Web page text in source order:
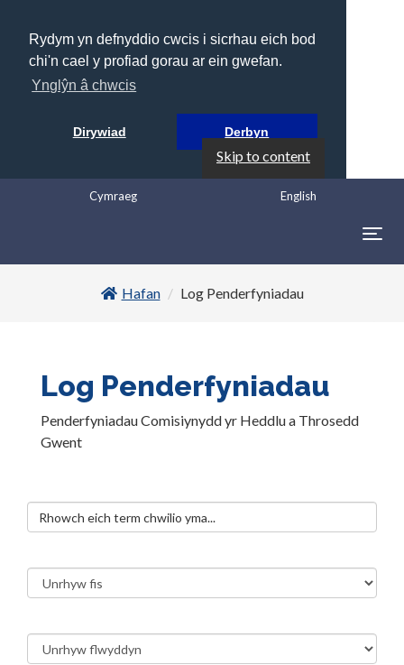
Rydym yn defnyddio cwcis i sicrhau eich bod
chi'n cael y profiad gorau ar ein gwefan.
Ynglŷn â chwcis
Dirywiad Derbyn
Skip to content
English
Cymraeg
Hafan
Log Penderfyniadau
Log Penderfyniadau
Penderfyniadau Comisiynydd yr Heddlu a Throsedd
Gwent